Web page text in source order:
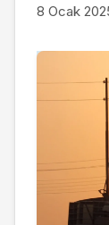
8 Ocak